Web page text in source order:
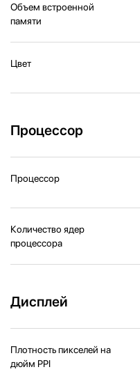
Объем встроенной
памяти
Цвет
Процессор
Процессор
Количество ядер
процессора
Дисплей
Плотность пикселей на
дюйм PPI